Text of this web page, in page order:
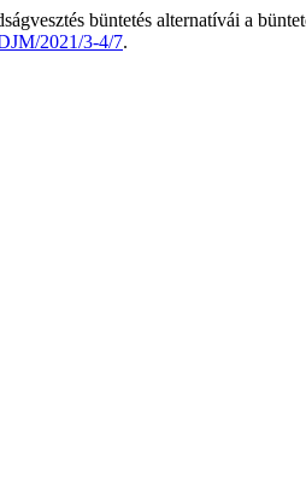
büntetés alternatívái a
2021/3-4/7.